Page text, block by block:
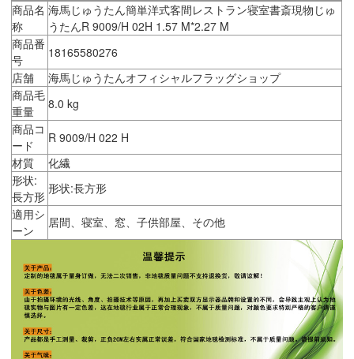
商品名
称
海馬じゅうたん簡単洋式客間レストラン寝室書斎現物じゅ
うたんR 9009/H 02H 1.57 M*2.27 M
商品番
号
18165580276
店舗
海馬じゅうたんオフィシャルフラッグショップ
商品毛
重量
8.0 kg
商品コ
ード
R 9009/H 022 H
材質
化繊
形状:
長方形
形状:長方形
適用シ
ーン
居間、寝室、窓、子供部屋、その他